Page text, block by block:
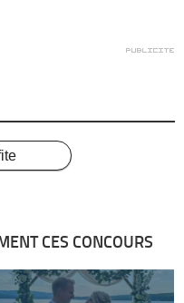
CES CONCOURS